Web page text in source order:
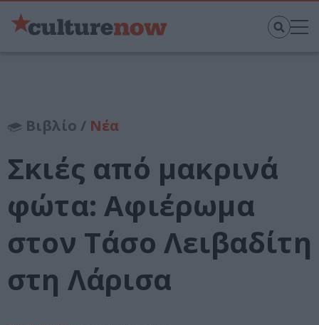
Βιβλίο / Νέα
Σκιές από μακρινά
φώτα: Αφιέρωμα
στον Τάσο Λειβαδίτη
στη Λάρισα